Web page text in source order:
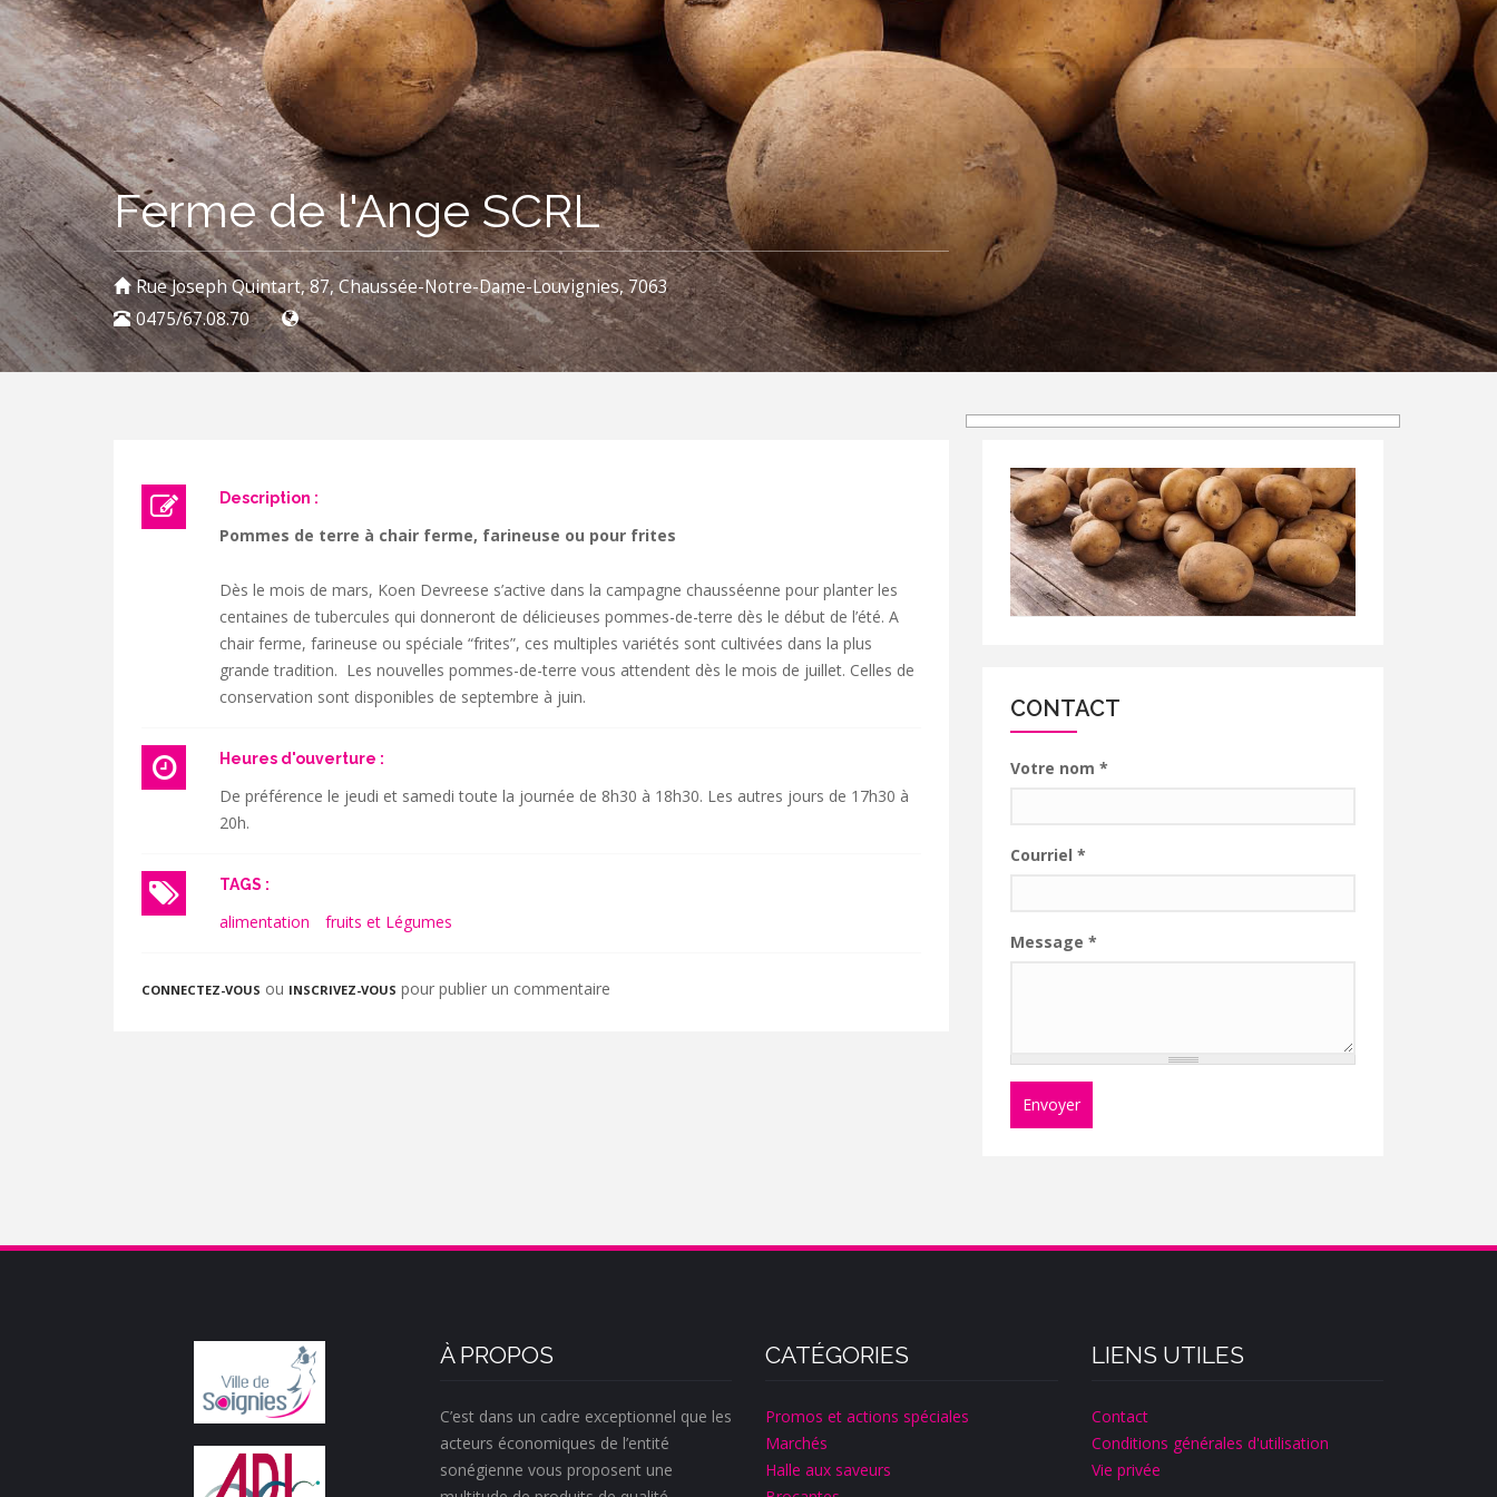
Ferme de l'Ange SCRL
Rue Joseph Quintart, 87, Chaussée-Notre-Dame-Louvignies, 7063
0475/67.08.70
Description :
Pommes de terre à chair ferme, farineuse ou pour frites
Dès le mois de mars, Koen Devreese s’active dans la campagne chausséenne pour planter les
centaines de tubercules qui donneront de délicieuses pommes-de-terre dès le début de l’été. A
chair ferme, farineuse ou spéciale “frites”, ces multiples variétés sont cultivées dans la plus
grande tradition. Les nouvelles pommes-de-terre vous attendent dès le mois de juillet. Celles de
conservation sont disponibles de septembre à juin.
Heures d'ouverture :
De préférence le jeudi et samedi toute la journée de 8h30 à 18h30. Les autres jours de 17h30 à
20h.
TAGS :
alimentation fruits et Légumes
CONNECTEZ-VOUS ou INSCRIVEZ-VOUS pour publier un commentaire
CONTACT
Votre nom *
Courriel *
Message *
Envoyer
À PROPOS
C’est dans un cadre exceptionnel que les
acteurs économiques de l’entité
sonégienne vous proposent une
CATÉGORIES
Promos et actions spéciales
Marchés
Halle aux saveurs
LIENS UTILES
Contact
Conditions générales d'utilisation
Vie privée